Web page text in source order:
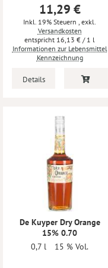
11,29 €
Inkl. 19% Steuern
exkl.
Versandkosten
16,13 € / 1 l
Informationen zur Lebensmittel
Kennzeichnung
Details
De Kuyper Dry Orange
15% 0.70
0,7 l
15 % Vol.